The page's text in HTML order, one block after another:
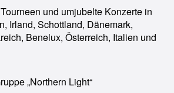
und umjubelte Konzerte in
Irland, Schottland, Dänemark,
Benelux, Österreich, Italien und
„Northern Light“